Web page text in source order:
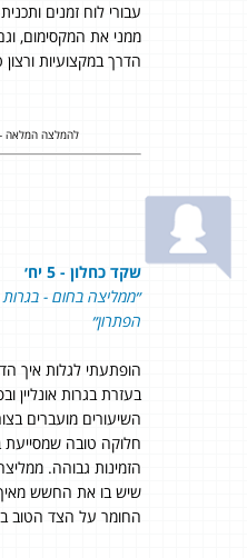
עבורי לוח זמנים
ממני את המקסימום,
הדרך במקצועיות ורצון
להמלצה המלאה -
שקד כחלון - 5 יח׳
״ממליצה בחום - בגרות
הפתרון״
הופתעתי לגלות איך
בעזרת בגרות אונליין
השיעורים מועברים
חלוקה טובה
הזמינות גבוהה.
שיש בו את החשש
החומר על הצד הטוב